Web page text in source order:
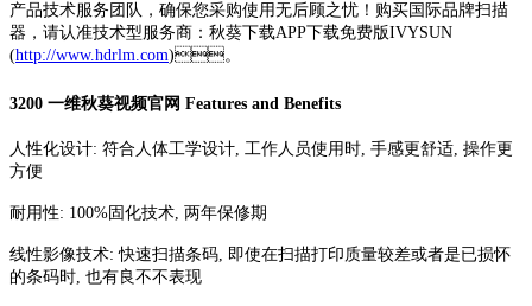
产品技术服务团队，确保您采购使用无后顾之忧！购买国际品牌扫描
器，请认准技术型服务商：秋葵下载APP下载免费版IVYSUN
(http://www.hdrlm.com)。
3200 一维秋葵视频官网 Features and Benefits
人性化设计: 符合人体工学设计, 工作人员使用时, 手感更舒适, 操作更
方便
耐用性: 100%固化技术, 两年保修期
线性影像技术: 快速扫描条码, 即使在扫描打印质量较差或者是已损怀
的条码时, 也有良不不表现